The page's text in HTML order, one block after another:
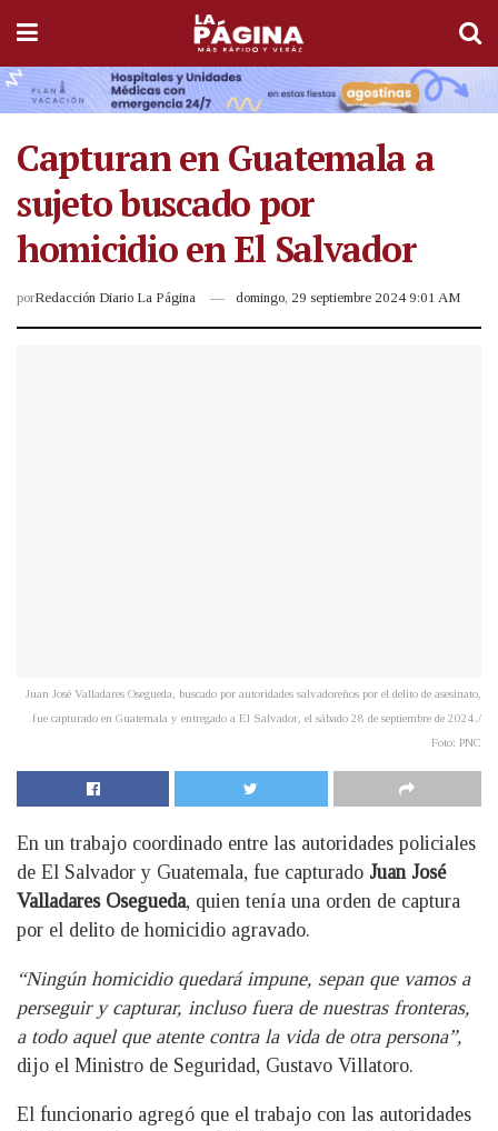
Capturan en Guatemala a
sujeto buscado por
homicidio en El Salvador
porRedacción Diario La Página domingo, 29 septiembre 2024 9:01 AM
Juan José Valladares Osegueda, buscado por autoridades salvadoreños por el delito de asesinato,
fue capturado en Guatemala y entregado a El Salvador, el sábado 28 de septiembre de 2024./
Foto: PNC
En un trabajo coordinado entre las autoridades policiales
de El Salvador y Guatemala, fue capturado Juan José
Valladares Osegueda, quien tenía una orden de captura
por el delito de homicidio agravado.
“Ningún homicidio quedará impune, sepan que vamos a
perseguir y capturar, incluso fuera de nuestras fronteras,
a todo aquel que atente contra la vida de otra persona”,
dijo el Ministro de Seguridad, Gustavo Villatoro.
El funcionario agregó que el trabajo con las autoridades